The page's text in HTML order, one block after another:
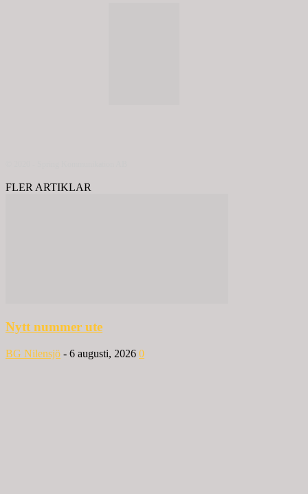
FLER ARTIKLAR
Nytt nummer ute
BG Nilensjö - 6 augusti, 2026 0